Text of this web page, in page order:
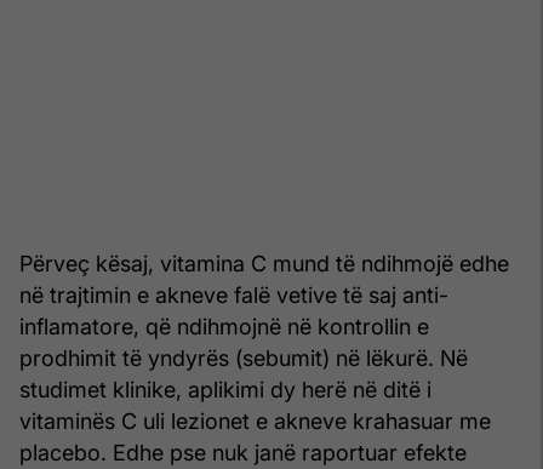
Përveç kësaj, vitamina C mund të ndihmojë edhe
në trajtimin e akneve falë vetive të saj anti-
inflamatore, që ndihmojnë në kontrollin e
prodhimit të yndyrës (sebumit) në lëkurë. Në
studimet klinike, aplikimi dy herë në ditë i
vitaminës C uli lezionet e akneve krahasuar me
placebo. Edhe pse nuk janë raportuar efekte